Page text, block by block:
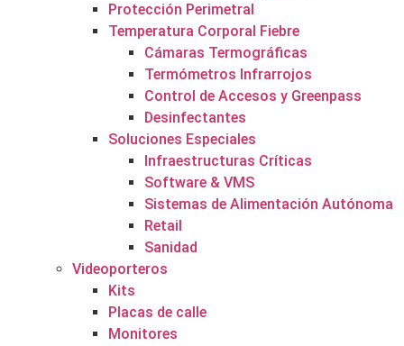
Protección Perimetral
Temperatura Corporal Fiebre
Cámaras Termográficas
Termómetros Infrarrojos
Control de Accesos y Greenpass
Desinfectantes
Soluciones Especiales
Infraestructuras Críticas
Software & VMS
Sistemas de Alimentación Autónoma
Retail
Sanidad
Videoporteros
Kits
Placas de calle
Monitores